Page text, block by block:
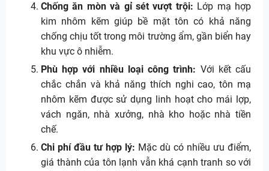
Chống ăn mòn và gỉ sét vượt trội: Lớp mạ hợp
kim nhôm kẽm giúp bề mặt tôn có khả năng
chống chịu tốt trong môi trường ẩm, gần biển hay
khu vực ô nhiễm.
Phù hợp với nhiều loại công trình: Với kết cấu
chắc chắn và khả năng thích nghi cao, tôn mạ
nhôm kẽm được sử dụng linh hoạt cho mái lợp,
vách ngăn, nhà xưởng, nhà kho hoặc nhà tiền
chế.
Chi phí đầu tư hợp lý: Mặc dù có nhiều ưu điểm,
giá thành của tôn lạnh vẫn khá cạnh tranh so với